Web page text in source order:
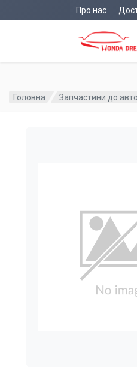
Про нас
Головна Запчастини до